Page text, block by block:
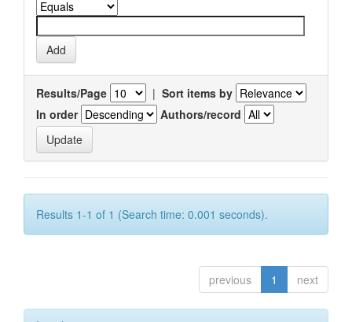
Results/Page | Sort items by
In order
Authors/record
Results 1-1 of 1 (Search time: 0.001 seconds).
previous 1 next